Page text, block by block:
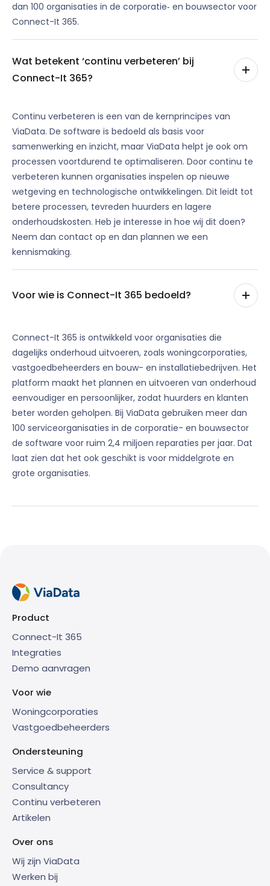
dan 100 organisaties in de corporatie‑ en bouwsector voor
Connect-It 365.
Wat betekent ‘continu verbeteren’ bij
Connect-It 365?
Continu verbeteren is een van de kernprincipes van
ViaData. De software is bedoeld als basis voor
samenwerking en inzicht, maar ViaData helpt je ook om
processen voortdurend te optimaliseren. Door continu te
verbeteren kunnen organisaties inspelen op nieuwe
wetgeving en technologische ontwikkelingen. Dit leidt tot
betere processen, tevreden huurders en lagere
onderhoudskosten. Heb je interesse in hoe wij dit doen?
Neem dan contact op en dan plannen we een
kennismaking.
Voor wie is Connect-It 365 bedoeld?
Connect-It 365 is ontwikkeld voor organisaties die
dagelijks onderhoud uitvoeren, zoals woningcorporaties,
vastgoedbeheerders en bouw- en installatiebedrijven. Het
platform maakt het plannen en uitvoeren van onderhoud
eenvoudiger en persoonlijker, zodat huurders en klanten
beter worden geholpen. Bij ViaData gebruiken meer dan
100 serviceorganisaties in de corporatie- en bouwsector
de software voor ruim 2,4 miljoen reparaties per jaar. Dat
laat zien dat het ook geschikt is voor middelgrote en
grote organisaties.
Product
Connect-It 365
Integraties
Demo aanvragen
Voor wie
Woningcorporaties
Vastgoedbeheerders
Ondersteuning
Service & support
Consultancy
Continu verbeteren
Artikelen
Over ons
Wij zijn ViaData
Werken bij